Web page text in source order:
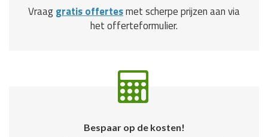
Vraaggratis offertesmet scherpe prijzen aan via
het offerteformulier.
Bespaar op de kosten!